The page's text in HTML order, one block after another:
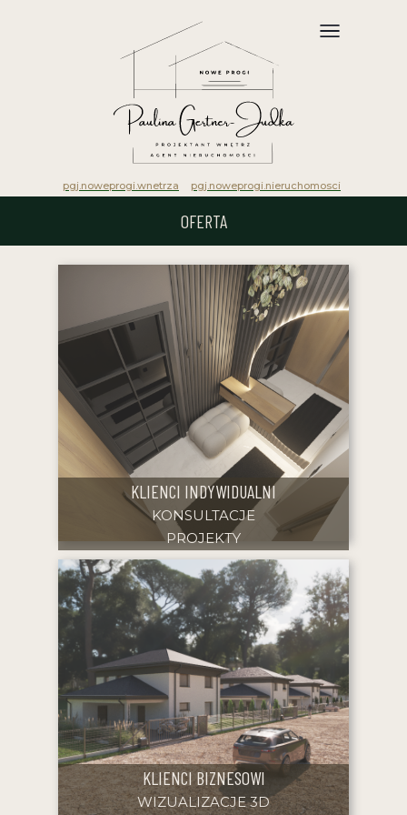
pgj.noweprogi.nieruchomosci
pgj.noweprogi.wnetrza
OFERTA
KLIENCI BIZNESOWI
WIZUALIZACJE 3D
KLIENCI INDYWIDUALNI
KONSULTACJE
PROJEKTY